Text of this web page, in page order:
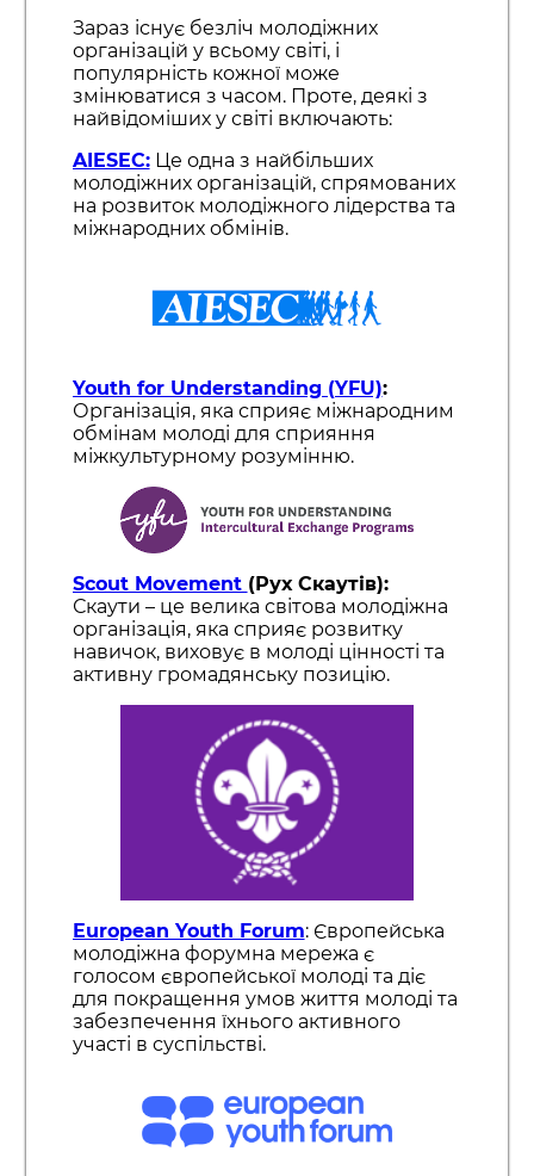
Зараз існує безліч молодіжних
організацій у всьому світі, і
популярність кожної може
змінюватися з часом. Проте, деякі з
найвідоміших у світі включають:
AIESEC:Це одна з найбільших
молодіжних організацій, спрямованих
на розвиток молодіжного лідерства та
міжнародних обмінів.
Youth for Understanding (YFU):
Організація, яка сприяє міжнародним
обмінам молоді для сприяння
міжкультурному розумінню.
Scout Movement (Рух Скаутів):
Скаути – це велика світова молодіжна
організація, яка сприяє розвитку
навичок, виховує в молоді цінності та
активну громадянську позицію.
European Youth Forum: Європейська
молодіжна форумна мережа є
голосом європейської молоді та діє
для покращення умов життя молоді та
забезпечення їхнього активного
участі в суспільстві.